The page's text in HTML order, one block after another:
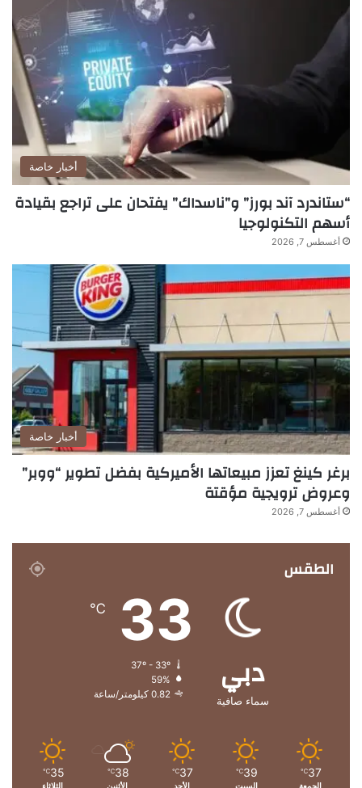
أخبار خاصة
“ستاندرد آند بورز” و”ناسداك” يفتحان على تراجع بقيادة
أسهم التكنولوجيا
أغسطس 7, 2026
أخبار خاصة
برغر كينغ تعزز مبيعاتها الأميركية بفضل تطوير “ووبر”
وعروض ترويجية مؤقتة
أغسطس 7, 2026
الطقس
دبي
سماء صافية
33
℃
37º - 33º
59%
0.82 كيلومتر/ساعة
37
℃
الجمعة
39
℃
السبت
37
℃
الأحد
38
℃
الأثنين
35
℃
الثلاثاء